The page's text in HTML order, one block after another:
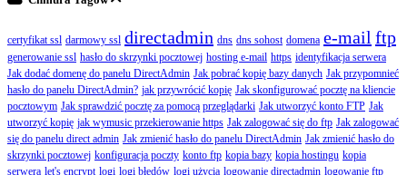
certyfikat ssl darmowy ssl directadmin dns dns sohost domena e-mail ftp
generowanie ssl hasło do skrzynki pocztowej hosting e-mail https identyfikacja serwera
Jak dodać domenę do panelu DirectAdmin Jak pobrać kopię bazy danych Jak przypomnieć
hasło do panelu DirectAdmin? jak przywrócić kopię Jak skonfigurować pocztę na kliencie
pocztowym Jak sprawdzić pocztę za pomocą przeglądarki Jak utworzyć konto FTP Jak
utworzyć kopię jak wymusic przekierowanie https Jak zalogować się do ftp Jak zalogować
się do panelu direct admin Jak zmienić hasło do panelu DirectAdmin Jak zmienić hasło do
skrzynki pocztowej konfiguracja poczty konto ftp kopia bazy kopia hostingu kopia
serwera let's encrypt logi logi błedów logi użycia logowanie directadmin logowanie ftp